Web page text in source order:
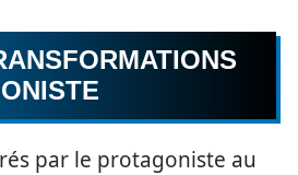
par le protagoniste au